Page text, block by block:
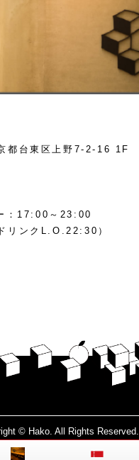
台東区上野7-2-16 1F
17:00～23:00
ンクL.O.22:30）
© Hako. All Rights Reserved.